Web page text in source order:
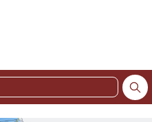
Pesquisar